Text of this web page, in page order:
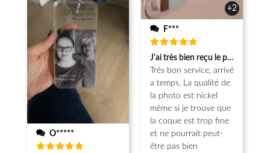
O*****
+2
F***
Note5
sur 5
J'ai très bien reçu le produit.
Très bon service, arrivé
a temps. La qualité de
la photo est nickel
même si je trouve que
la coque est trop fine
et ne pourrait peut-
être pas bien